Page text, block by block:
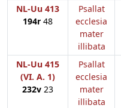
NL-Uu 413
194r 48
Psallat
ecclesia
mater
illibata
NL-Uu 415
(VI. A. 1)
232v 23
Psallat
ecclesia
mater
illibata